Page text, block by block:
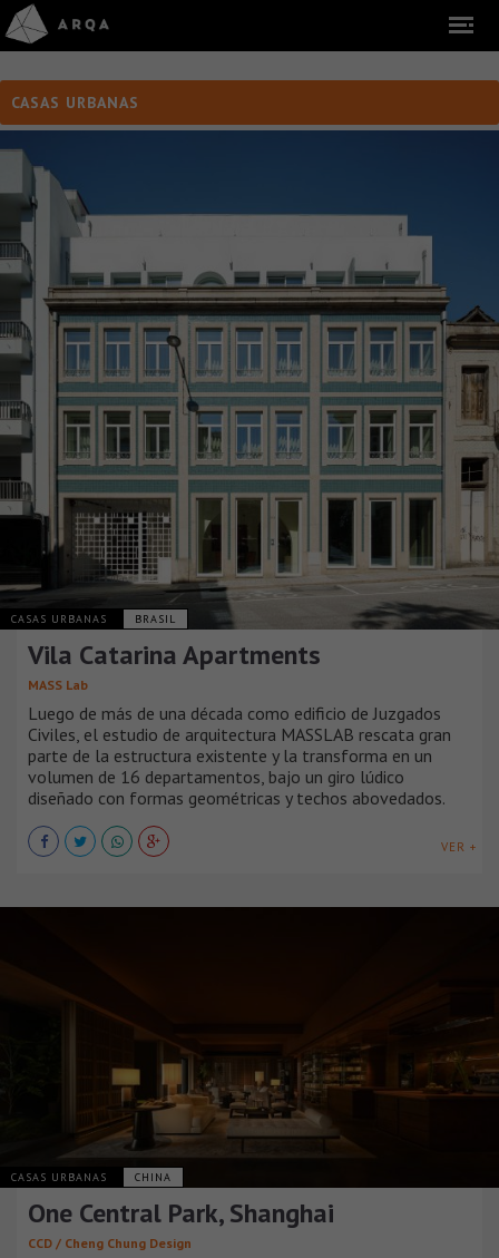
CASAS URBANAS
CASAS URBANAS BRASIL
Vila Catarina Apartments
MASS Lab
Luego de más de una década como edificio de Juzgados
Civiles, el estudio de arquitectura MASSLAB rescata gran
parte de la estructura existente y la transforma en un
volumen de 16 departamentos, bajo un giro lúdico
diseñado con formas geométricas y techos abovedados.
VER +
CASAS URBANAS CHINA
One Central Park, Shanghai
CCD / Cheng Chung Design